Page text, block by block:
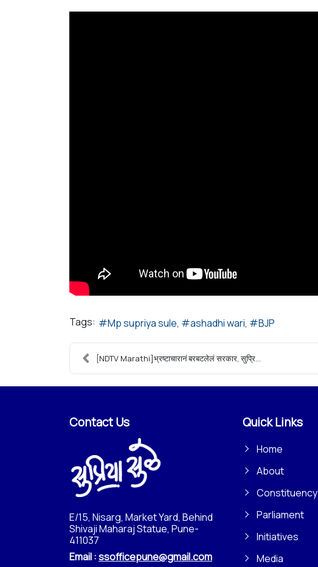
Tags: Mp supriya sule ashadhi wari BJP
[NDTV Marathi]भ्रष्टाचारानं बरबटलेलं सरकार, सुप्रि...
Contact Us
E/15, Nisarg, Market Yard, Behind
Shivaji Maharaj Statue, Pune-
411037
Email :ssofficepune@gmail.com
Quick Links
Home
About
Constituency
Parliament
Initiatives
Media